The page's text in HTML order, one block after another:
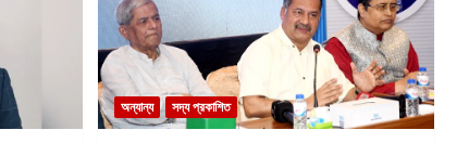
অন্যান্য সদ্য প্রকাশিত